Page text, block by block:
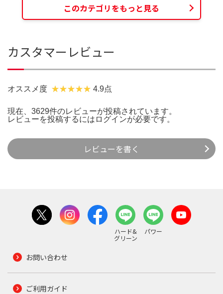
このカテゴリをもっと見る
カスタマーレビュー
オススメ度 4.9点
現在、3629件のレビューが投稿されています。
レビューを投稿するには ログインが必要です。
レビューを書く
ハード&
グリーン
パワー
お問い合わせ
ご利用ガイド